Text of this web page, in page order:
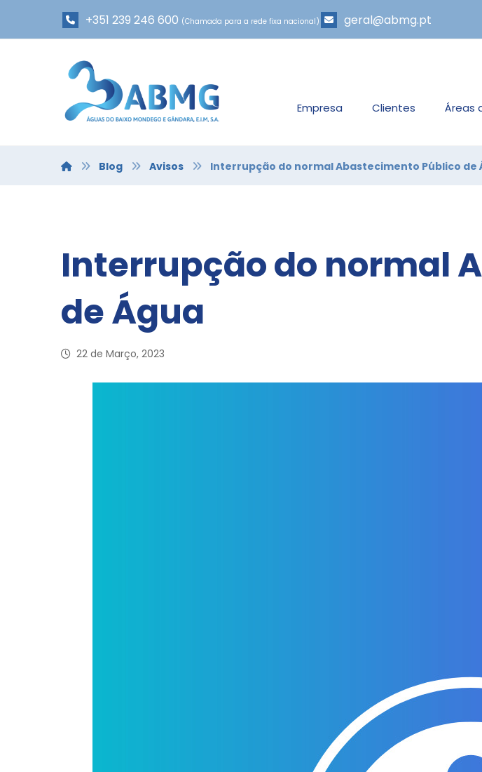
+351 239 246 600 (Chamada para a rede fixa nacional) geral@abmg.pt
Empresa Clientes Áreas
Blog Avisos Interrupção do normal Abastecimento Público de
Interrupção do normal
de Água
22 de Março, 2023